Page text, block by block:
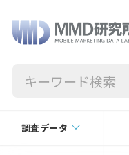
調査データ